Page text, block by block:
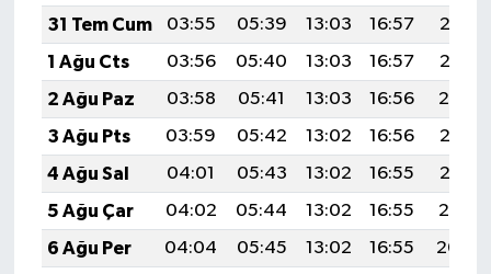
31 Tem Cum
03:55 05:39 13:03 16:57
20:16
1 Ağu Cts
03:56 05:40 13:03 16:57
20:15
2 Ağu Paz
03:58 05:41 13:03 16:56
20:14
3 Ağu Pts
03:59 05:42 13:02 16:56
20:13
4 Ağu Sal
04:01 05:43 13:02 16:55
20:12
5 Ağu Çar
04:02 05:44 13:02 16:55
20:10
6 Ağu Per
04:04 05:45 13:02 16:55
20:09